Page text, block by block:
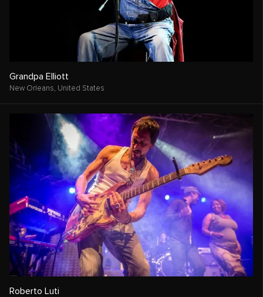
Grandpa Elliott
New Orleans, United States
Roberto Luti